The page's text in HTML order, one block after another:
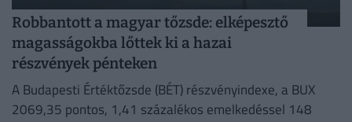
Robbantott a magyar tőzsde: elképesztő
magasságokba lőttek ki a hazai
részvények pénteken
A Budapesti Értéktőzsde (BÉT) részvényindexe, a BUX
2069,35 pontos, 1,41 százalékos emelkedéssel 148